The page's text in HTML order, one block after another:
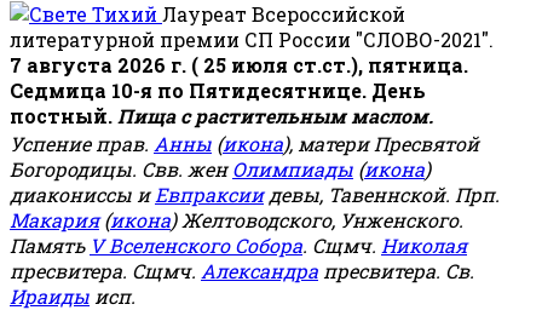
Лауреат Всероссийской
литературной премии СП России "СЛОВО-2021".
7 августа 2026 г. ( 25 июля ст.ст.), пятница.
Седмица 10-я по Пятидесятнице. День
постный. Пища с растительным маслом.
Успение прав. Анны (икона), матери Пресвятой
Богородицы. Свв. женОлимпиады (икона)
диакониссы иЕвпраксиидевы, Тавеннской. Прп.
Макария(икона) Желтоводского, Унженского.
Память V Вселенского Собора. Сщмч. Николая
пресвитера. Сщмч. Александра пресвитера. Св.
Ираиды исп.